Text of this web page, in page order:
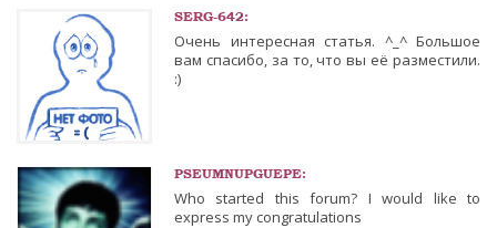
SERG-642:
Очень интересная статья. ^_^ Большое
вам спасибо, за то, что вы её разместили.
:)
PSEUMNUPGUEPE:
Who started this forum? I would like to
express my congratulations